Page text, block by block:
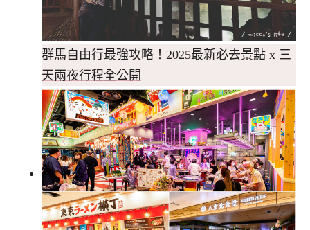
群馬自由行最強攻略！2025最新必去景點 x 三
天兩夜行程全公開